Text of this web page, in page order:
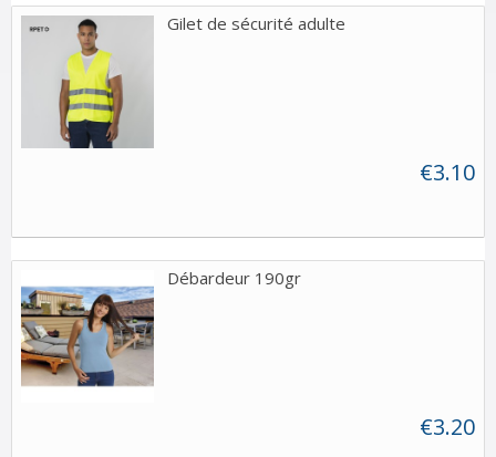
Gilet de sécurité adulte
€3.10
Débardeur 190gr
€3.20